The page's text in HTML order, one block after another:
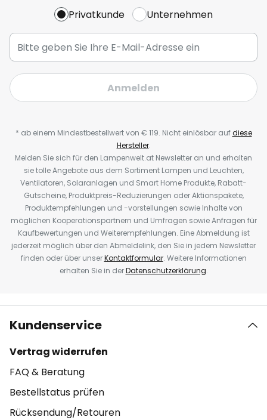
Privatkunde Unternehmen
Anmelden
* ab einem Mindestbestellwert von € 119. Nicht einlösbar aufdiese
Hersteller.
Melden Sie sich für den Lampenwelt.at Newsletter an und erhalten
sie tolle Angebote aus dem Sortiment Lampen und Leuchten,
Ventilatoren, Solaranlagen und Smart Home Produkte, Rabatt-
Gutscheine, Produktpreis-Reduzierungen oder Aktionspakete,
Produktempfehlungen und -vorstellungen sowie Inhalte von
möglichen Kooperationspartnern und Umfragen sowie Anfragen für
Kaufbewertungen und Weiterempfehlungen. Eine Abmeldung ist
jederzeit möglich über den Abmeldelink, den Sie in jedem Newsletter
finden oder über unserKontaktformular. Weitere Informationen
erhalten Sie in derDatenschutzerklärung.
Kundenservice
Vertrag widerrufen
FAQ & Beratung
Bestellstatus prüfen
Rücksendung/Retouren